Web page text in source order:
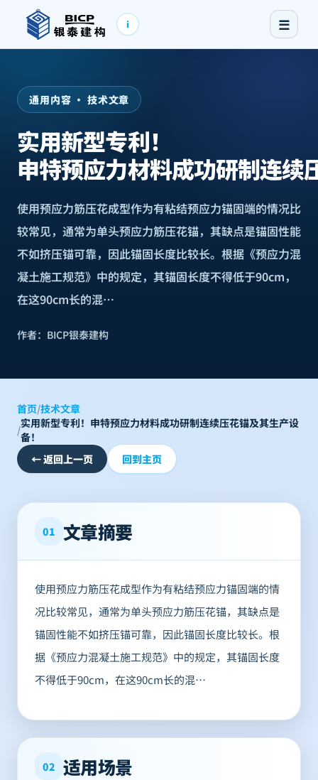
i ☰
通用内容 · 技术文章
实用新型专利！
申特预应力材料成功研制连续
使用预应力筋压花成型作为有粘结预应力锚固端的情况比
较常见，通常为单头预应力筋压花锚，其缺点是锚固性能
不如挤压锚可靠，因此锚固长度比较长。根据《预应力混
凝土施工规范》中的规定，其锚固长度不得低于90cm，
在这90cm长的混…
作者： BICP银泰建构
首页/技术文章
/实用新型专利！申特预应力材料成功研制连续压花锚及其生产设
备！
←返回上一页 回到主页
01 文章摘要
使用预应力筋压花成型作为有粘结预应力锚固端的情
况比较常见，通常为单头预应力筋压花锚，其缺点是
锚固性能不如挤压锚可靠，因此锚固长度比较长。根
据《预应力混凝土施工规范》中的规定，其锚固长度
不得低于90cm，在这90cm长的混…
02 适用场景